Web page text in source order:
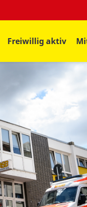
Freiwillig aktiv